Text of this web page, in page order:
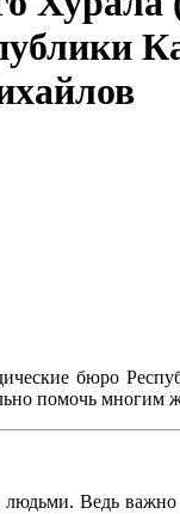
бюро
помочь многим
Ведь